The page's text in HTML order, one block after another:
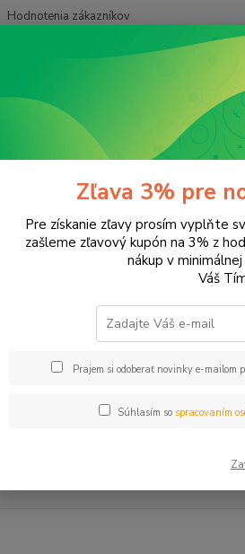
Hodnotenia zákazníkov
Tonery a náplne do tlačiarní
LaserJet P1005
EUR Od
Zľava 3% pre
Pre získanie zľavy prosím vyplňte
zašleme zľavový kupón na 3% z
nákup v
Váš
Prajem si odoberať novinky e-mailom
Súhlasím so spracovaním